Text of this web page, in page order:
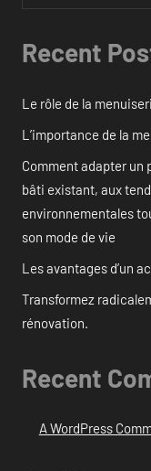
Recent
Le rôle de la
L’importance de la
Comment adapter un
bâti existant, aux
environnementales
son mode de vie
Les avantages d’un
Transformez
rénovation.
Recent
A WordPress